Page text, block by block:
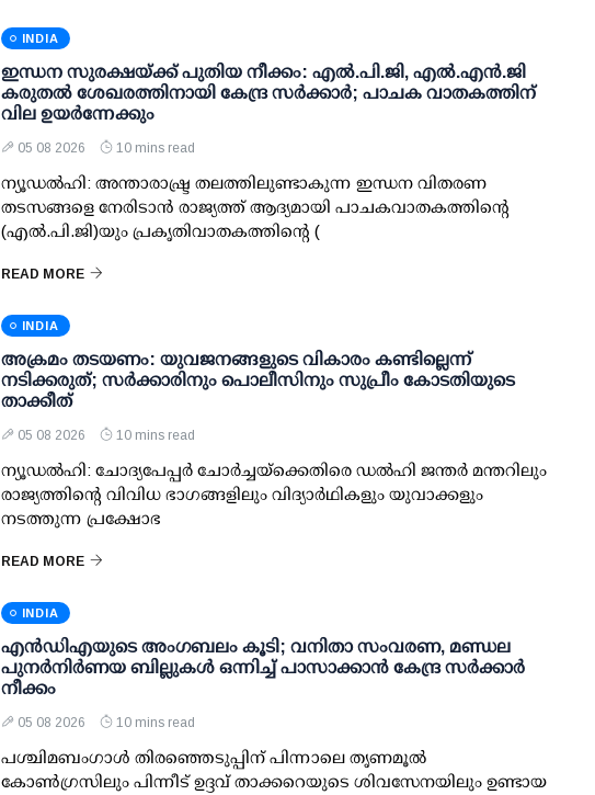
INDIA
ഇന്ധന സുരക്ഷയ്ക്ക് പുതിയ നീക്കം: എല്‍.പി.ജി, എല്‍.എന്‍.ജി
കരുതല്‍ ശേഖരത്തിനായി കേന്ദ്ര സര്‍ക്കാര്‍; പാചക വാതകത്തിന്
വില ഉയര്‍ന്നേക്കും
05 08 2026 10 mins read
ന്യൂഡല്‍ഹി: അന്താരാഷ്ട്ര തലത്തിലുണ്ടാകുന്ന ഇന്ധന വിതരണ
തടസങ്ങളെ നേരിടാന്‍ രാജ്യത്ത് ആദ്യമായി പാചകവാതകത്തിന്റെ
(എല്‍.പി.ജി)യും പ്രകൃതിവാതകത്തിന്റെ (
READ MORE
INDIA
അക്രമം തടയണം: യുവജനങ്ങളുടെ വികാരം കണ്ടില്ലെന്ന്
നടിക്കരുത്; സര്‍ക്കാരിനും പൊലീസിനും സുപ്രീം കോടതിയുടെ
താക്കീത്
05 08 2026 10 mins read
ന്യൂഡല്‍ഹി: ചോദ്യപേപ്പര്‍ ചോര്‍ച്ചയ്ക്കെതിരെ ഡല്‍ഹി ജന്തര്‍ മന്തറിലും
രാജ്യത്തിന്റെ വിവിധ ഭാഗങ്ങളിലും വിദ്യാര്‍ഥികളും യുവാക്കളും
നടത്തുന്ന പ്രക്ഷോഭ
READ MORE
INDIA
എന്‍ഡിഎയുടെ അംഗബലം കൂടി; വനിതാ സംവരണ, മണ്ഡല
പുനര്‍നിര്‍ണയ ബില്ലുകള്‍ ഒന്നിച്ച് പാസാക്കാന്‍ കേന്ദ്ര സര്‍ക്കാര്‍
നീക്കം
05 08 2026 10 mins read
പശ്ചിമബംഗാള്‍ തിരഞ്ഞെടുപ്പിന് പിന്നാലെ തൃണമൂല്‍
കോണ്‍ഗ്രസിലും പിന്നീട് ഉദ്ദവ് താക്കറെയുടെ ശിവസേനയിലും ഉണ്ടായ